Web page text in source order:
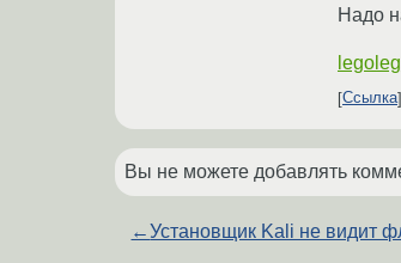
Надо
Ссылка
Вы не можете добавлять
←Установщик Kali не видит